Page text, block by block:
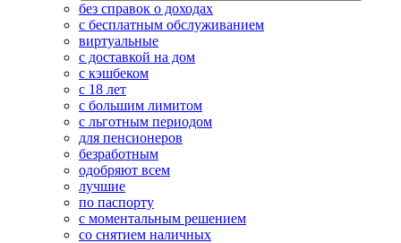
без справок о доходах
с бесплатным обслуживанием
виртуальные
с доставкой на дом
с кэшбеком
с 18 лет
с большим лимитом
с льготным периодом
для пенсионеров
безработным
одобряют всем
лучшие
по паспорту
с моментальным решением
со снятием наличных